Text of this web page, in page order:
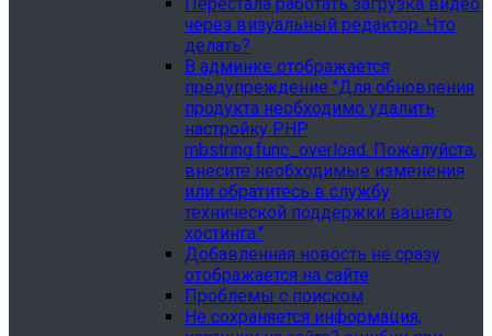
через визуальный редактор. Что
делать?
В админке отображается
предупреждение "Для обновления
продукта необходимо удалить
настройку PHP
mbstring.func_overload. Пожалуйста,
внесите необходимые изменения
или обратитесь в службу
технической поддержки вашего
хостинга."
Добавленная новость не сразу
отображается на сайте
Проблемы с поиском
Не сохраняется информация,